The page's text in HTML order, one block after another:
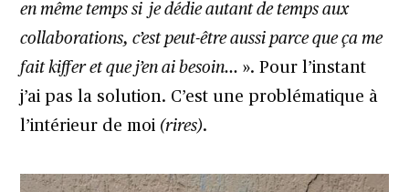
en même temps si je dédie autant de temps aux
collaborations, c’est peut-être aussi parce que ça me
fait kiffer et que j’en ai besoin… ». Pour l’instant
j’ai pas la solution. C’est une problématique à
l’intérieur de moi (rires).